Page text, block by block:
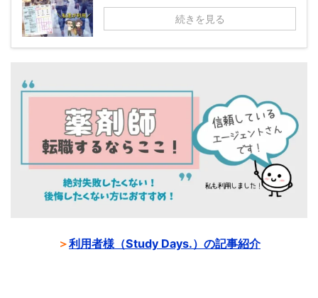
続きを見る
＞利用者様（Study Days.）の記事紹介